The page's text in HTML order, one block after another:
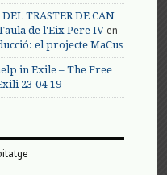
TRASTER DE CAN
Taula de l'Eix Pere IV en
el projecte MaCus
in Exile – The Free
23-04-19